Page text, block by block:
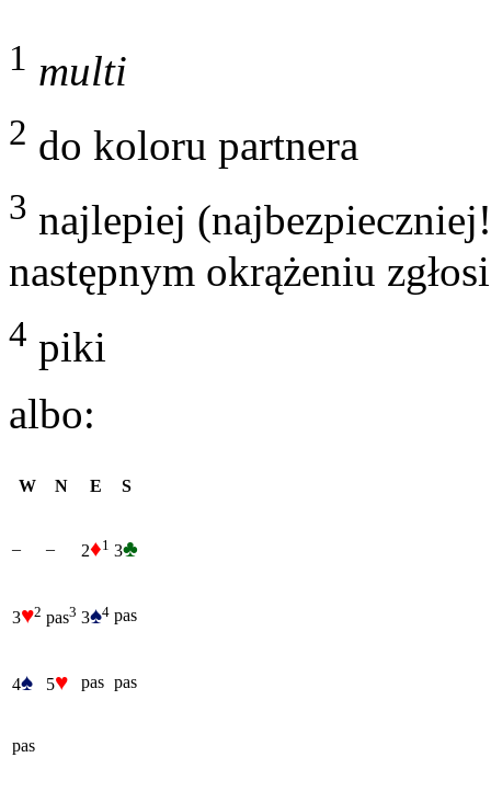
1 multi
2 do koloru partnera
3 najlepiej
następnym okrążeniu
4 piki
albo:
W N E S
– – 2♦1 3♣
3♥2 pas3 3♠4 pas
4♠ 5♥ pas pas
pas